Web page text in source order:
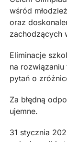
wśród
oraz
zachodzących
Eliminacje
na rozwiązaniu
pytań o
Za błędną
ujemne.
31 stycznia